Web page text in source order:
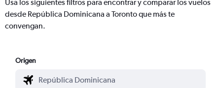
Usa los siguientes filtros para encontrar y comparar los vuelos
desde República Dominicana a Toronto que más te
convengan.
Origen